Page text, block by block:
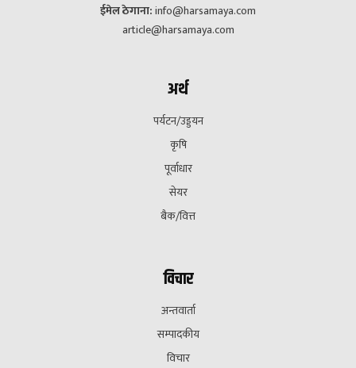
ईमेल ठेगाना:info@harsamaya.com
article@harsamaya.com
अर्थ
पर्यटन/उड्डयन
कृषि
पूर्वाधार
सेयर
बैक/वित्त
विचार
अन्तवार्ता
सम्पादकीय
विचार